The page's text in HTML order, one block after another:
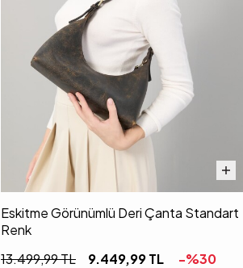
Eskitme Görünümlü Deri Çanta Standart
Renk
13.499,99TL 9.449,99TL -%30